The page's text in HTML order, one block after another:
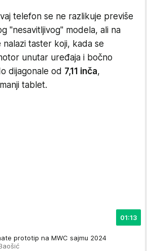
telefon se ne razlikuje previše
"nesavitljivog" modela, ali na
nalazi taster koji, kada se
unutar uređaja i bočno
dijagonale od 7,11 inča,
tablet.
01:13
prototip na MWC sajmu 2024